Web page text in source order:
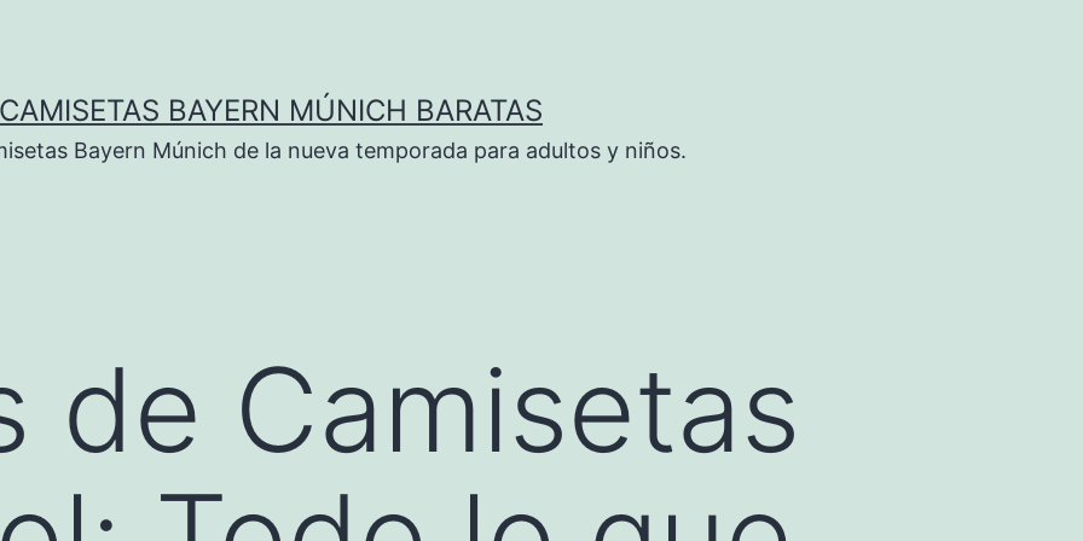
CAMISETAS BAYERN MÚNICH BARATAS
Bayern Múnich de la nueva temporada para adultos y niños.
de Camisetas